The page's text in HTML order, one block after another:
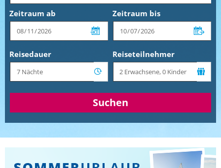
Zeitraum ab Zeitraum bis
Reisedauer Reiseteilnehmer
Suchen